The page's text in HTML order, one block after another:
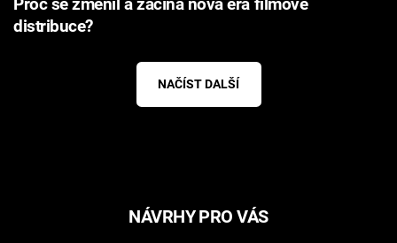
Proč se změnil a začíná nová éra filmové
distribuce?
NAČÍST DALŠÍ
NÁVRHY PRO VÁS